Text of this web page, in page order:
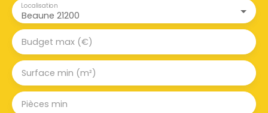
Beaune 21200
Localisation
Budget max (€)
Surface min (m²)
Pièces min